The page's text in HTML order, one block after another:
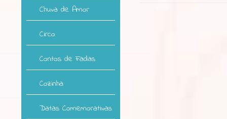
Chuva de Amor
Circo
Contos de Fadas
Cozinha
Datas Comemorativas